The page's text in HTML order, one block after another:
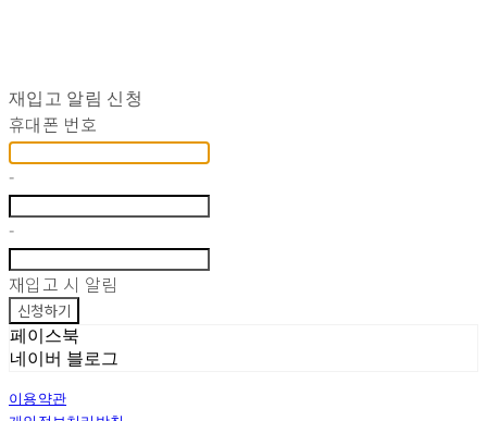
재입고 알림 신청
휴대폰 번호
-
-
재입고 시 알림
신청하기
페이스북
네이버 블로그
이용약관